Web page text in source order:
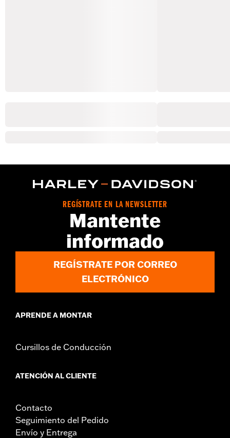
REGÍSTRATE EN LA NEWSLETTER
Mantente
informado
REGÍSTRATE POR CORREO
ELECTRÓNICO
APRENDE A MONTAR
Cursillos de Conducción
ATENCIÓN AL CLIENTE
Contacto
Seguimiento del Pedido
Envío y Entrega